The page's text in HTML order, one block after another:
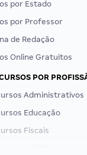
por Estado
por Professor
de Redação
Online Gratuitos
POR
Administrativos
Educação
Fiscais